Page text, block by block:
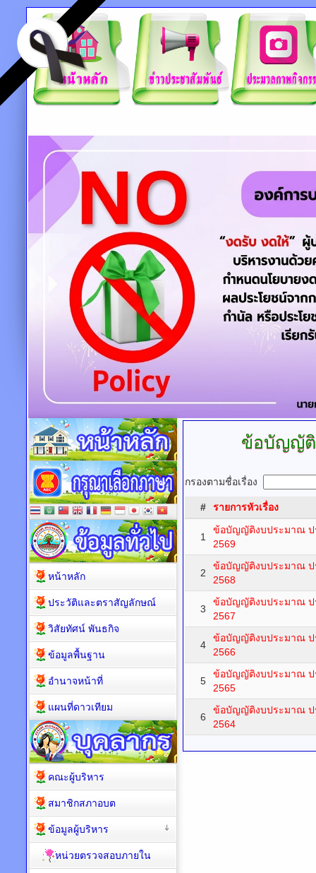
ข้อบัญญั
กรองตามชื่อเรื่อง
# รายการหัวเรื่อง
1
ข้อบัญญัติงบประมาณ ป
2569
2
ข้อบัญญัติงบประมาณ ป
2568
3
ข้อบัญญัติงบประมาณ ป
2567
4
ข้อบัญญัติงบประมาณ ป
2566
5
ข้อบัญญัติงบประมาณ ป
2565
6
ข้อบัญญัติงบประมาณ ป
2564
หน้าหลัก
ประวัติและตราสัญลักษณ์
วิสัยทัศน์ พันธกิจ
ข้อมูลพื้นฐาน
อำนาจหน้าที่
แผนที่ดาวเทียม
คณะผู้บริหาร
สมาชิกสภาอบต
ข้อมูลผู้บริหาร
หน่วยตรวจสอบภายใน